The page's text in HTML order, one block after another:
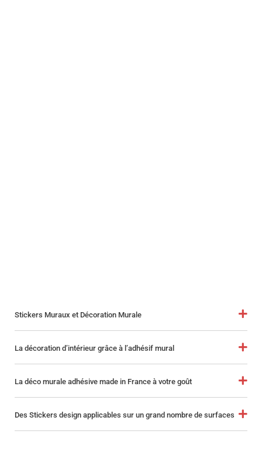
Stickers Muraux et Décoration Murale
La décoration d’intérieur grâce à l’adhésif mural
La déco murale adhésive made in France à votre goût
Des Stickers design applicables sur un grand nombre de surfaces